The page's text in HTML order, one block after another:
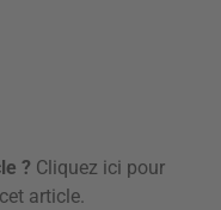
? Cliquez ici pour
article.